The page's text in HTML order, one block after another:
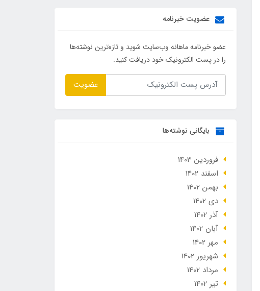
عضویت خبرنامه
عضو خبرنامه ماهانه وب‌سایت شوید و تازه‌ترین نوشته‌ها
را در پست الکترونیک خود دریافت کنید.
عضویت
بایگانی نوشته‌ها
فروردین 1403
اسفند 1402
بهمن 1402
دی 1402
آذر 1402
آبان 1402
مهر 1402
شهریور 1402
مرداد 1402
تير 1402